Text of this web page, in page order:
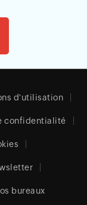
d'utilisation
confidentialité
bureaux